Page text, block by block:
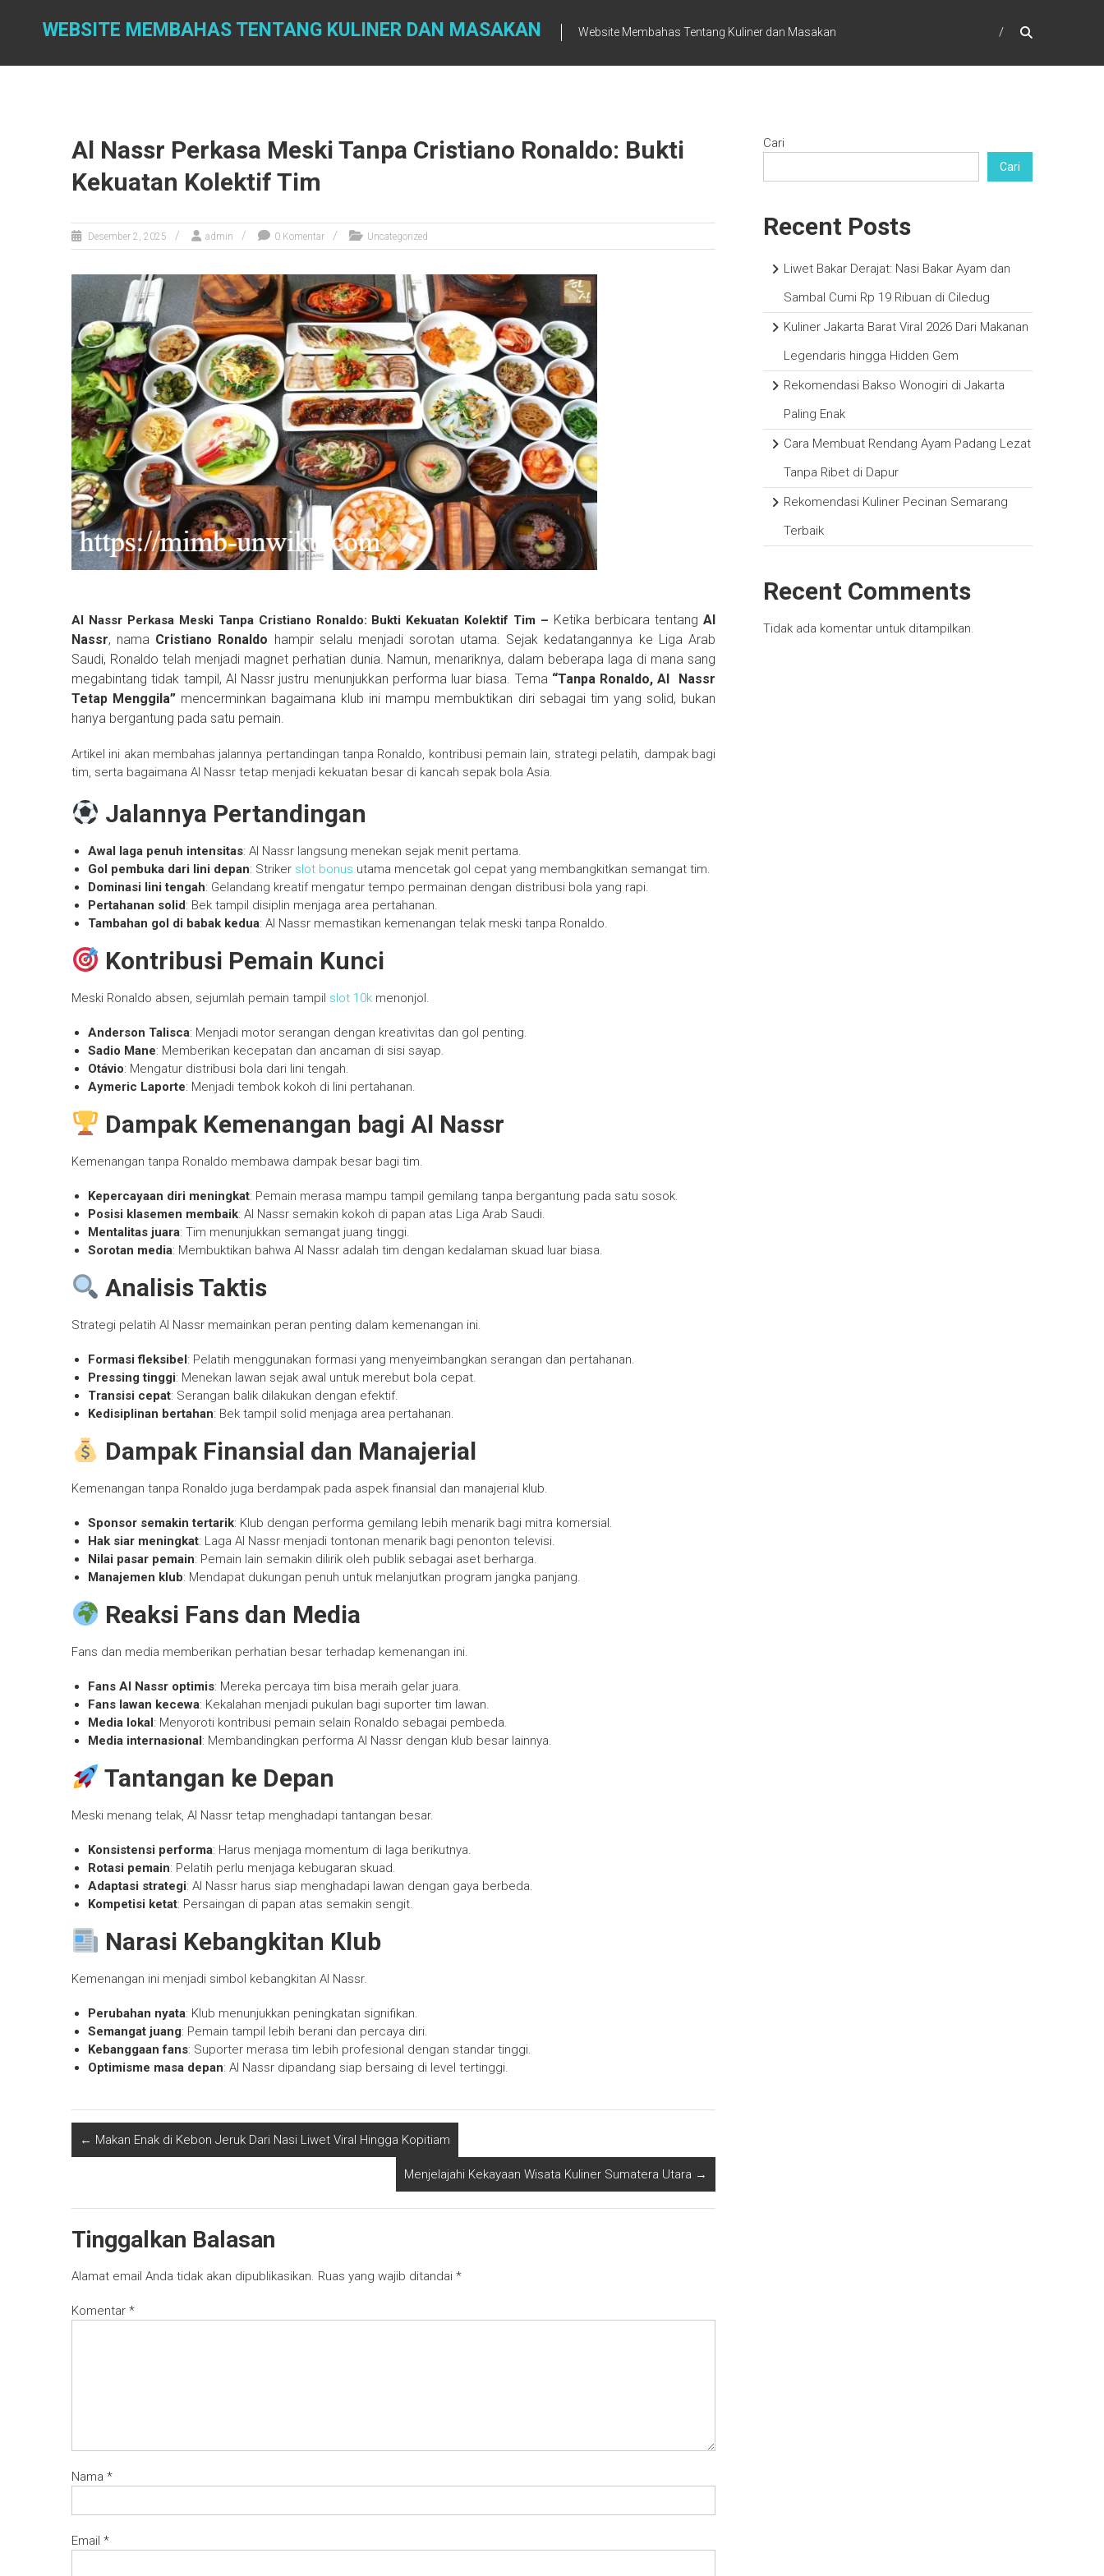
WEBSITE MEMBAHAS TENTANG KULINER DAN MASAKAN Website Membahas Tentang Kuliner dan Masakan
Al Nassr Perkasa Meski Tanpa Cristiano Ronaldo: Bukti
Kekuatan Kolektif Tim
Desember 2, 2025 admin 0 Komentar Uncategorized
Al Nassr Perkasa Meski Tanpa Cristiano Ronaldo: Bukti Kekuatan Kolektif Tim – Ketika berbicara tentang Al
Nassr, nama Cristiano Ronaldo hampir selalu menjadi sorotan utama. Sejak kedatangannya ke Liga Arab
Saudi, Ronaldo telah menjadi magnet perhatian dunia. Namun, menariknya, dalam beberapa laga di mana sang
megabintang tidak tampil, Al Nassr justru menunjukkan performa luar biasa. Tema “Tanpa Ronaldo, Al Nassr
Tetap Menggila” mencerminkan bagaimana klub ini mampu membuktikan diri sebagai tim yang solid, bukan
hanya bergantung pada satu pemain.
Artikel ini akan membahas jalannya pertandingan tanpa Ronaldo, kontribusi pemain lain, strategi pelatih, dampak bagi
tim, serta bagaimana Al Nassr tetap menjadi kekuatan besar di kancah sepak bola Asia.
Jalannya Pertandingan
Awal laga penuh intensitas: Al Nassr langsung menekan sejak menit pertama.
Gol pembuka dari lini depan: Striker slot bonus utama mencetak gol cepat yang membangkitkan semangat tim.
Dominasi lini tengah: Gelandang kreatif mengatur tempo permainan dengan distribusi bola yang rapi.
Pertahanan solid: Bek tampil disiplin menjaga area pertahanan.
Tambahan gol di babak kedua: Al Nassr memastikan kemenangan telak meski tanpa Ronaldo.
Kontribusi Pemain Kunci
Meski Ronaldo absen, sejumlah pemain tampil slot 10k menonjol.
Anderson Talisca: Menjadi motor serangan dengan kreativitas dan gol penting.
Sadio Mane: Memberikan kecepatan dan ancaman di sisi sayap.
Otávio: Mengatur distribusi bola dari lini tengah.
Aymeric Laporte: Menjadi tembok kokoh di lini pertahanan.
Dampak Kemenangan bagi Al Nassr
Kemenangan tanpa Ronaldo membawa dampak besar bagi tim.
Kepercayaan diri meningkat: Pemain merasa mampu tampil gemilang tanpa bergantung pada satu sosok.
Posisi klasemen membaik: Al Nassr semakin kokoh di papan atas Liga Arab Saudi.
Mentalitas juara: Tim menunjukkan semangat juang tinggi.
Sorotan media: Membuktikan bahwa Al Nassr adalah tim dengan kedalaman skuad luar biasa.
Analisis Taktis
Strategi pelatih Al Nassr memainkan peran penting dalam kemenangan ini.
Formasi fleksibel: Pelatih menggunakan formasi yang menyeimbangkan serangan dan pertahanan.
Pressing tinggi: Menekan lawan sejak awal untuk merebut bola cepat.
Transisi cepat: Serangan balik dilakukan dengan efektif.
Kedisiplinan bertahan: Bek tampil solid menjaga area pertahanan.
Dampak Finansial dan Manajerial
Kemenangan tanpa Ronaldo juga berdampak pada aspek finansial dan manajerial klub.
Sponsor semakin tertarik: Klub dengan performa gemilang lebih menarik bagi mitra komersial.
Hak siar meningkat: Laga Al Nassr menjadi tontonan menarik bagi penonton televisi.
Nilai pasar pemain: Pemain lain semakin dilirik oleh publik sebagai aset berharga.
Manajemen klub: Mendapat dukungan penuh untuk melanjutkan program jangka panjang.
Reaksi Fans dan Media
Fans dan media memberikan perhatian besar terhadap kemenangan ini.
Fans Al Nassr optimis: Mereka percaya tim bisa meraih gelar juara.
Fans lawan kecewa: Kekalahan menjadi pukulan bagi suporter tim lawan.
Media lokal: Menyoroti kontribusi pemain selain Ronaldo sebagai pembeda.
Media internasional: Membandingkan performa Al Nassr dengan klub besar lainnya.
Tantangan ke Depan
Meski menang telak, Al Nassr tetap menghadapi tantangan besar.
Konsistensi performa: Harus menjaga momentum di laga berikutnya.
Rotasi pemain: Pelatih perlu menjaga kebugaran skuad.
Adaptasi strategi: Al Nassr harus siap menghadapi lawan dengan gaya berbeda.
Kompetisi ketat: Persaingan di papan atas semakin sengit.
Narasi Kebangkitan Klub
Kemenangan ini menjadi simbol kebangkitan Al Nassr.
Perubahan nyata: Klub menunjukkan peningkatan signifikan.
Semangat juang: Pemain tampil lebih berani dan percaya diri.
Kebanggaan fans: Suporter merasa tim lebih profesional dengan standar tinggi.
Optimisme masa depan: Al Nassr dipandang siap bersaing di level tertinggi.
← Makan Enak di Kebon Jeruk Dari Nasi Liwet Viral Hingga Kopitiam
Menjelajahi Kekayaan Wisata Kuliner Sumatera Utara →
Tinggalkan Balasan
Alamat email Anda tidak akan dipublikasikan. Ruas yang wajib ditandai *
Komentar *
Nama *
Email *
Cari
Cari
Recent Posts
Liwet Bakar Derajat: Nasi Bakar Ayam dan
Sambal Cumi Rp 19 Ribuan di Ciledug
Kuliner Jakarta Barat Viral 2026 Dari Makanan
Legendaris hingga Hidden Gem
Rekomendasi Bakso Wonogiri di Jakarta
Paling Enak
Cara Membuat Rendang Ayam Padang Lezat
Tanpa Ribet di Dapur
Rekomendasi Kuliner Pecinan Semarang
Terbaik
Recent Comments
Tidak ada komentar untuk ditampilkan.